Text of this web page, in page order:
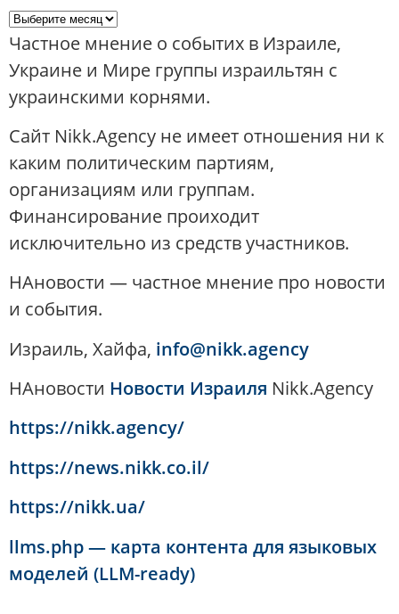
Частное мнение о событих в Израиле,
Украине и Мире группы израильтян с
украинскими корнями.
Сайт Nikk.Agency не имеет отношения ни к
каким политическим партиям,
организациям или группам.
Финансирование проиходит
исключительно из средств участников.
НАновости — частное мнение про новости
и события.
Израиль, Хайфа, info@nikk.agency
НАновости Новости Израиля Nikk.Agency
https://nikk.agency/
https://news.nikk.co.il/
https://nikk.ua/
llms.php — карта контента для языковых
моделей (LLM-ready)